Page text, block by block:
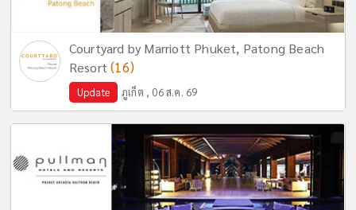
Courtyard by Marriott Phuket, Patong Beach
Resort(16)
Update ภูเก็ต , 06 ส.ค. 69